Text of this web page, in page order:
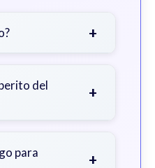
+
facturas
del trabajo y
del
+
para evitar
para
+